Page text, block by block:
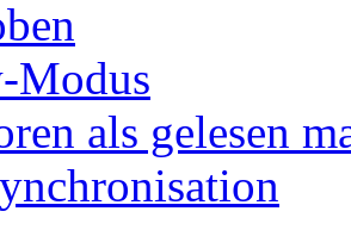
Modus
als gelesen